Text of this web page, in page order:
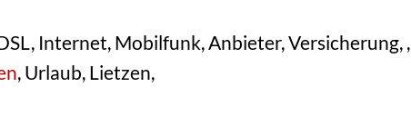
Internet, Mobilfunk, Anbieter, Versicherung, ,
, Urlaub, Lietzen,